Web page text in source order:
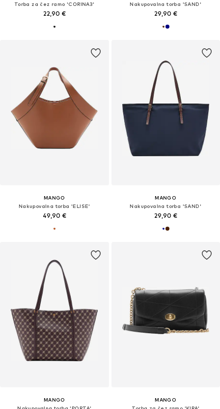
Torba za čez ramo 'CORINA3'
22,90 €
Nakupovalna torba 'SAND'
29,90 €
MANGO
Nakupovalna torba 'ELISE'
49,90 €
MANGO
Nakupovalna torba 'SAND'
29,90 €
MANGO
MANGO